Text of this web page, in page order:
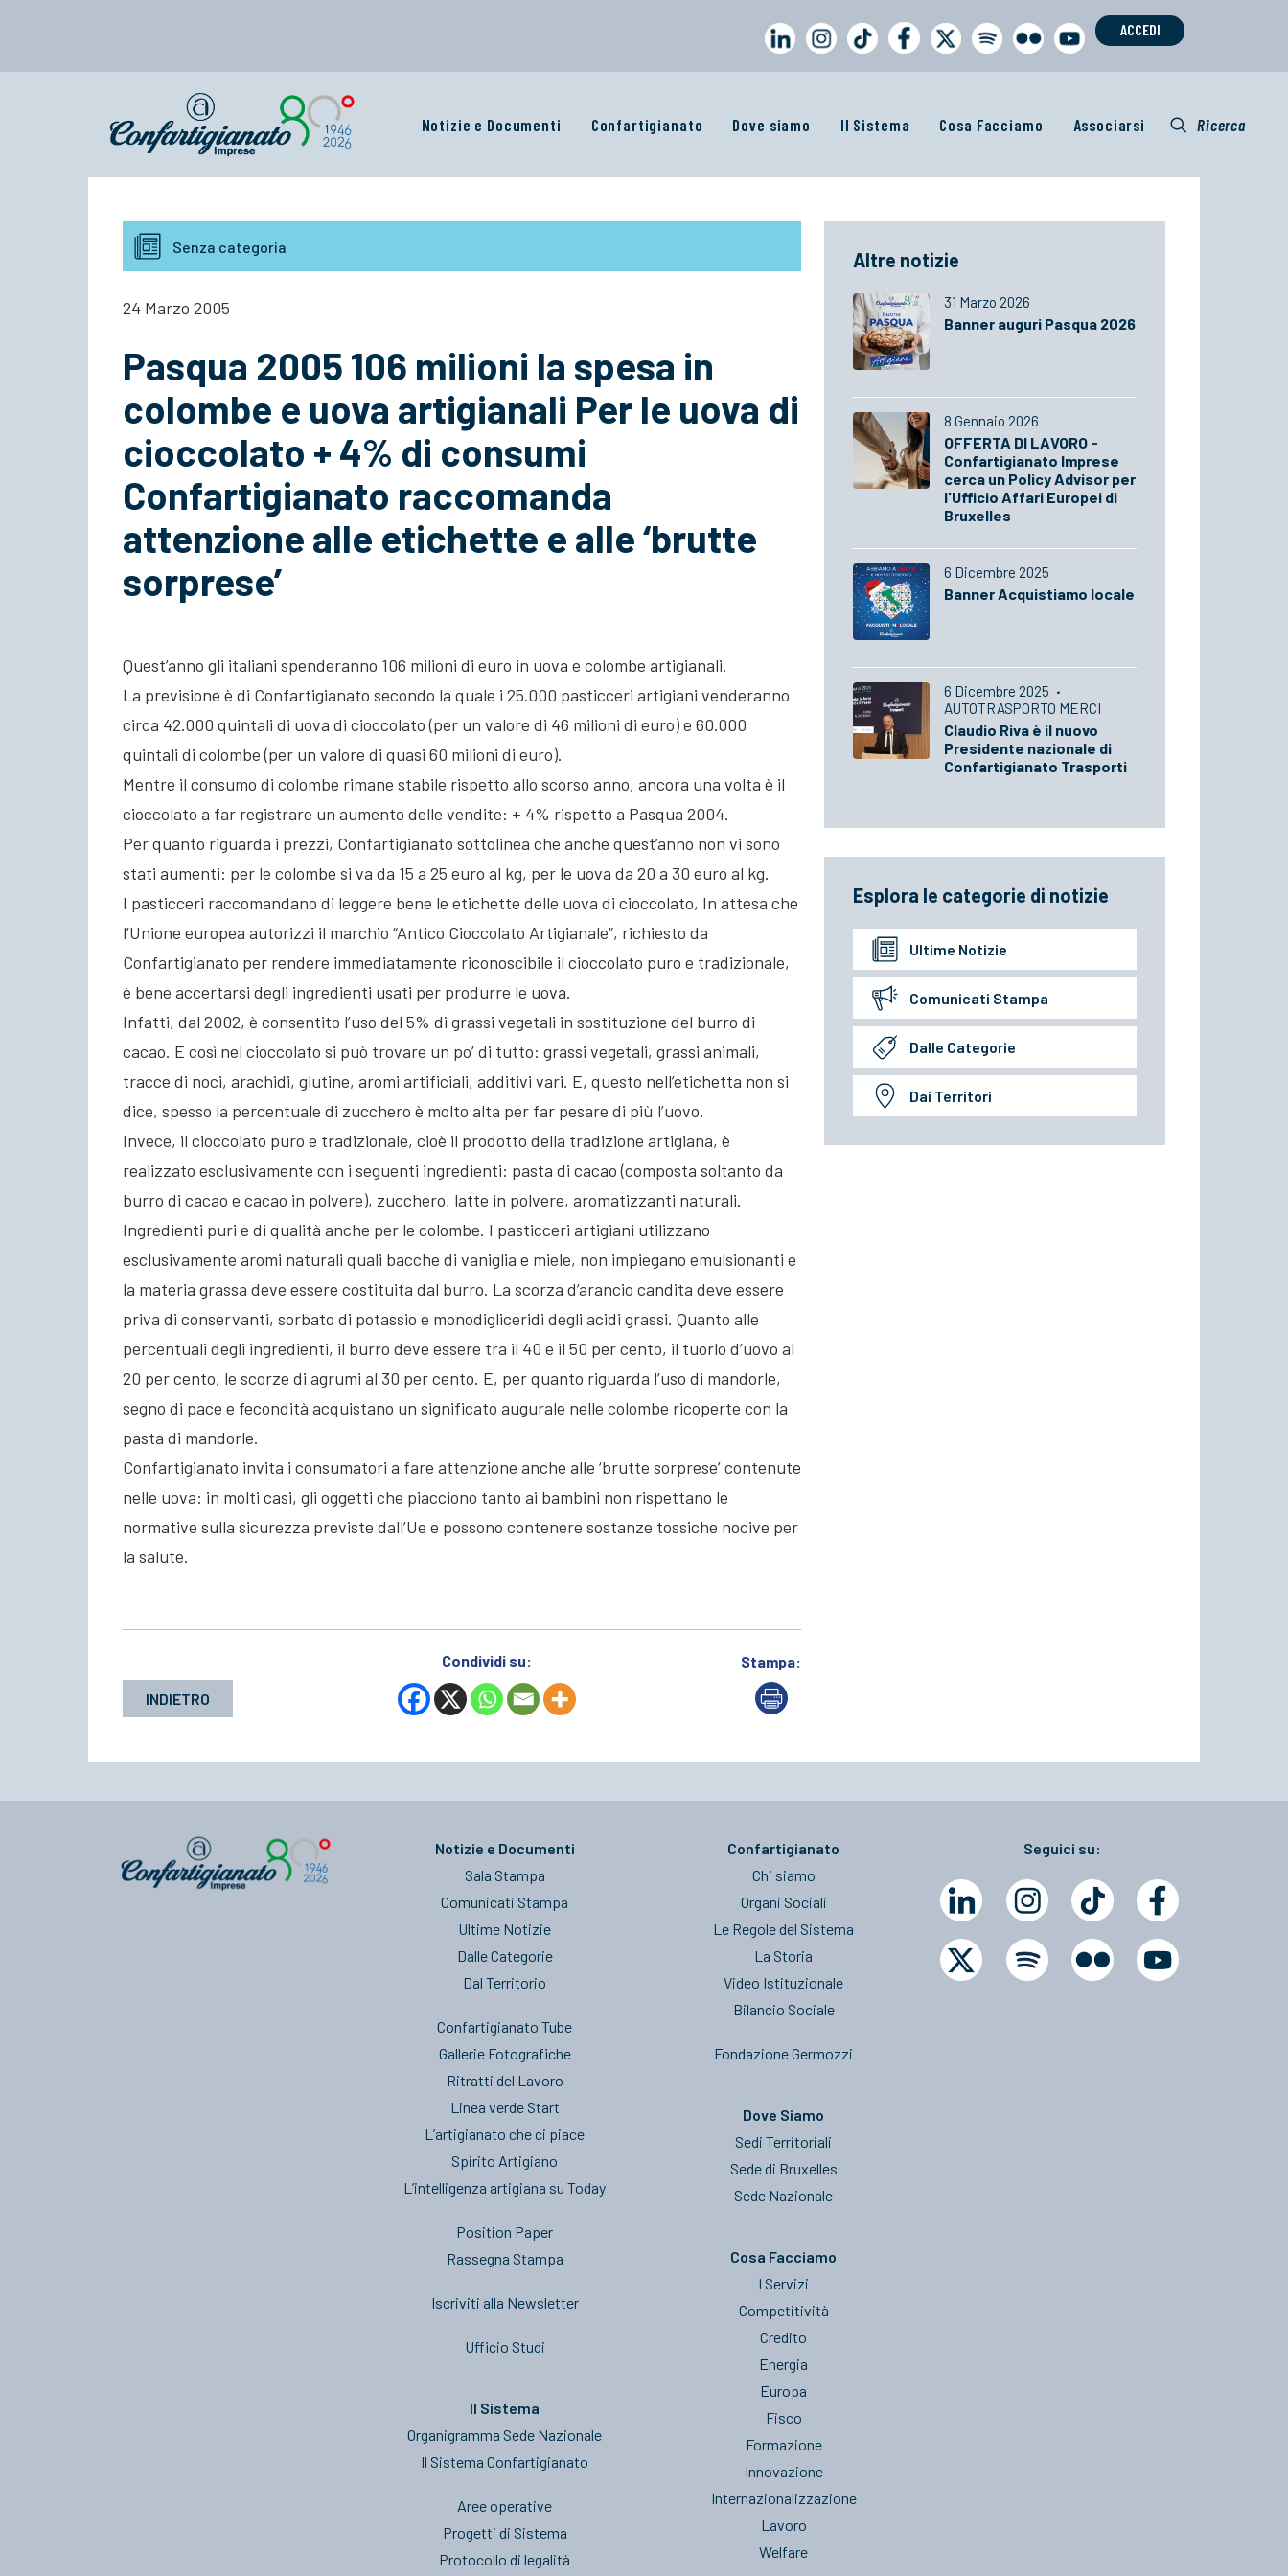
ACCEDI
Notizie e Documenti Confartigianato Dove siamo Il Sistema Cosa Facciamo Associarsi Ricerca
Senza categoria
24 Marzo 2005
Pasqua 2005 106 milioni la spesa in
colombe e uova artigianali Per le uova di
cioccolato + 4% di consumi
Confartigianato raccomanda
attenzione alle etichette e alle ‘brutte
sorprese’
Quest’anno gli italiani spenderanno 106 milioni di euro in uova e colombe artigianali.
La previsione è di Confartigianato secondo la quale i 25.000 pasticceri artigiani venderanno
circa 42.000 quintali di uova di cioccolato (per un valore di 46 milioni di euro) e 60.000
quintali di colombe (per un valore di quasi 60 milioni di euro).
Mentre il consumo di colombe rimane stabile rispetto allo scorso anno, ancora una volta è il
cioccolato a far registrare un aumento delle vendite: + 4% rispetto a Pasqua 2004.
Per quanto riguarda i prezzi, Confartigianato sottolinea che anche quest’anno non vi sono
stati aumenti: per le colombe si va da 15 a 25 euro al kg, per le uova da 20 a 30 euro al kg.
I pasticceri raccomandano di leggere bene le etichette delle uova di cioccolato, In attesa che
l’Unione europea autorizzi il marchio “Antico Cioccolato Artigianale”, richiesto da
Confartigianato per rendere immediatamente riconoscibile il cioccolato puro e tradizionale,
è bene accertarsi degli ingredienti usati per produrre le uova.
Infatti, dal 2002, è consentito l’uso del 5% di grassi vegetali in sostituzione del burro di
cacao. E così nel cioccolato si può trovare un po’ di tutto: grassi vegetali, grassi animali,
tracce di noci, arachidi, glutine, aromi artificiali, additivi vari. E, questo nell’etichetta non si
dice, spesso la percentuale di zucchero è molto alta per far pesare di più l’uovo.
Invece, il cioccolato puro e tradizionale, cioè il prodotto della tradizione artigiana, è
realizzato esclusivamente con i seguenti ingredienti: pasta di cacao (composta soltanto da
burro di cacao e cacao in polvere), zucchero, latte in polvere, aromatizzanti naturali.
Ingredienti puri e di qualità anche per le colombe. I pasticceri artigiani utilizzano
esclusivamente aromi naturali quali bacche di vaniglia e miele, non impiegano emulsionanti e
la materia grassa deve essere costituita dal burro. La scorza d’arancio candita deve essere
priva di conservanti, sorbato di potassio e monodigliceridi degli acidi grassi. Quanto alle
percentuali degli ingredienti, il burro deve essere tra il 40 e il 50 per cento, il tuorlo d’uovo al
20 per cento, le scorze di agrumi al 30 per cento. E, per quanto riguarda l’uso di mandorle,
segno di pace e fecondità acquistano un significato augurale nelle colombe ricoperte con la
pasta di mandorle.
Confartigianato invita i consumatori a fare attenzione anche alle ‘brutte sorprese’ contenute
nelle uova: in molti casi, gli oggetti che piacciono tanto ai bambini non rispettano le
normative sulla sicurezza previste dall’Ue e possono contenere sostanze tossiche nocive per
la salute.
INDIETRO
Condividi su: Stampa:
Altre notizie
31 Marzo 2026
Banner auguri Pasqua 2026
8 Gennaio 2026
OFFERTA DI LAVORO -
Confartigianato Imprese
cerca un Policy Advisor per
l'Ufficio Affari Europei di
Bruxelles
6 Dicembre 2025
Banner Acquistiamo locale
6 Dicembre 2025 ·
AUTOTRASPORTO MERCI
Claudio Riva è il nuovo
Presidente nazionale di
Confartigianato Trasporti
Esplora le categorie di notizie
Ultime Notizie
Comunicati Stampa
Dalle Categorie
Dai Territori
Notizie e Documenti
Sala Stampa
Comunicati Stampa
Ultime Notizie
Dalle Categorie
Dal Territorio
Confartigianato Tube
Gallerie Fotografiche
Ritratti del Lavoro
Linea verde Start
L’artigianato che ci piace
Spirito Artigiano
L’intelligenza artigiana su Today
Position Paper
Rassegna Stampa
Iscriviti alla Newsletter
Ufficio Studi
Il Sistema
Organigramma Sede Nazionale
Il Sistema Confartigianato
Aree operative
Progetti di Sistema
Protocollo di legalità
Confartigianato
Chi siamo
Organi Sociali
Le Regole del Sistema
La Storia
Video Istituzionale
Bilancio Sociale
Fondazione Germozzi
Dove Siamo
Sedi Territoriali
Sede di Bruxelles
Sede Nazionale
Cosa Facciamo
I Servizi
Competitività
Credito
Energia
Europa
Fisco
Formazione
Innovazione
Internazionalizzazione
Lavoro
Welfare
Seguici su: